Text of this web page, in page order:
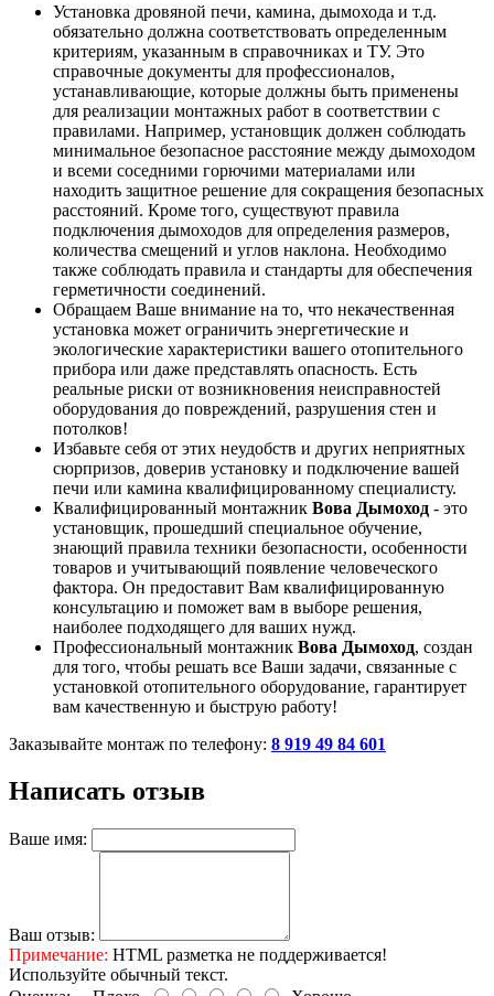
Установка дровяной печи, камина, дымохода и т.д.
обязательно должна соответствовать определенным
критериям, указанным в справочниках и ТУ. Это
справочные документы для профессионалов,
устанавливающие, которые должны быть применены
для реализации монтажных работ в соответствии с
правилами. Например, установщик должен соблюдать
минимальное безопасное расстояние между дымоходом
и всеми соседними горючими материалами или
находить защитное решение для сокращения безопасных
расстояний. Кроме того, существуют правила
подключения дымоходов для определения размеров,
количества смещений и углов наклона. Необходимо
также соблюдать правила и стандарты для обеспечения
герметичности соединений.
Обращаем Ваше внимание на то, что некачественная
установка может ограничить энергетические и
экологические характеристики вашего отопительного
прибора или даже представлять опасность. Есть
реальные риски от возникновения неисправностей
оборудования до повреждений, разрушения стен и
потолков!
Избавьте себя от этих неудобств и других неприятных
сюрпризов, доверив установку и подключение вашей
печи или камина квалифицированному специалисту.
Квалифицированный монтажник Вова Дымоход - это
установщик, прошедший специальное обучение,
знающий правила техники безопасности, особенности
товаров и учитывающий появление человеческого
фактора. Он предоставит Вам квалифицированную
консультацию и поможет вам в выборе решения,
наиболее подходящего для ваших нужд.
Профессиональный монтажник Вова Дымоход, создан
для того, чтобы решать все Ваши задачи, связанные с
установкой отопительного оборудование, гарантирует
вам качественную и быструю работу!
Заказывайте монтаж по телефону: 8 919 49 84 601
Написать отзыв
Ваше имя:
Ваш отзыв:
Примечание: HTML разметка не поддерживается!
Используйте обычный текст.